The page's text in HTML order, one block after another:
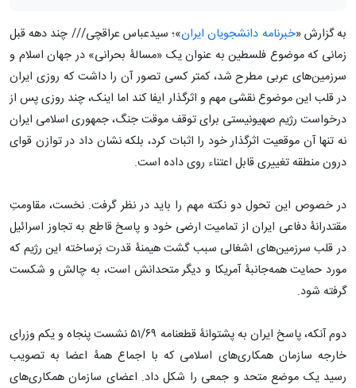
به گزارش «خبرنامه دانشجویان ایران»؛ سیدعباس عراقچی/// چند دهه قبل
زمانی که موضوع فلسطین به عنوان یک «مسالۀ بحرانی» در جهان اسلام و
سرزمین‌های عربی مطرح شد، کمتر کسی تصور آن را داشت که روزی ایران
در قلب این موضوع نقشی مهم و اثرگذار ایفا کند اما اینک، چند روزی پس از
درخواست رژیم صهیونیستی برای توقف موقت جنگ، جمهوری اسلامی ایران
نه تنها آن موقعیت اثرگذار خود را اثبات کرد، بلکه نشان داد در توازن قوای
درون منطقه تغییری قابل اعتناء روی داده است.
در خصوص این تحول دو نکته مهم را باید در نظر گرفت. نخست، مقاومتِ
مقتدرانۀ دفاعی ایران از تمامیت ارضی خود و پاسخ قاطع به تجاوز اسرائیل
در قلب سرزمین‌های اشغالی سبب گشت هیمنۀ قدرت بَرساخته این رژیم که
مورد حمایت همه‌جانبۀ آمریکا و دیگر متحدانش است، به چالش و شکست
گرفته شود.
دوم آنکه، پاسخ ایران به پشتوانۀ قطعنامه ۵۱/۶۹ نشست پنجاه و یکم وزرای
خارجه سازمان همکاری‌های اسلامی که با اجماع همۀ اعضا به تصویب
رسید یک موضع متحد و جمعی را شکل داد. اعضای سازمان همکاری‌های